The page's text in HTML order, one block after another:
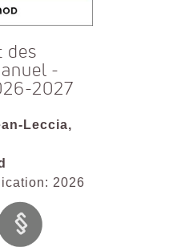
des
-
2027
Leccia,
2026